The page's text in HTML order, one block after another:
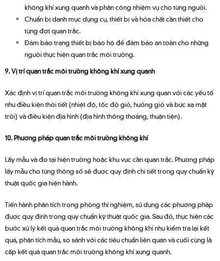
không khí xung quanh và phân công nhiệm vụ cho từng người.
Chuẩn bị danh mục dụng cụ, thiết bị và hóa chất cần thiết cho
từng đợt quan trắc.
Đảm bảo trang thiết bị bảo hộ để đảm bảo an toàn cho những
người thực hiện quan trắc môi trường.
9. Vị trí quan trắc môi trường không khí xung quanh
Xác định vị trí quan trắc môi trường không khí xung quan với các yếu tố
như điều kiện thời tiết (nhiệt độ, tốc độ gió, hướng gió và bức xạ mặt
trời) và điều kiện địa hình (địa hình thông thoáng, thuận tiện).
10. Phương pháp quan trắc môi trường không khí
Lấy mẫu và đo tại hiện trường hoặc khu vực cần quan trắc. Phương pháp
lấy mẫu cho từng thông số sẽ được quy định chi tiết trong quy chuẩn kỹ
thuật quốc gia hiện hành.
Tiến hành phân tích trong phòng thí nghiệm, sử dụng các phương pháp
được quy định trong quy chuẩn kỹ thuật quốc gia. Sau đó, thực hiện các
bước xử lý kết quả quan trắc môi trường không khí như kiểm tra lại kết
quả, phân tích mẫu, so sánh với các tiêu chuẩn liên quan và cuối cùng là
cấp kết quả quan trắc môi trường không khí xung quanh.